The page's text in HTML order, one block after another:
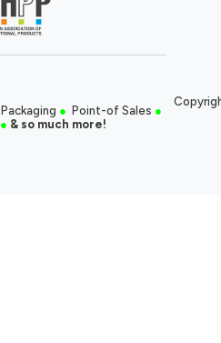
Packaging ● Point-of Sales ●
● & so much more!